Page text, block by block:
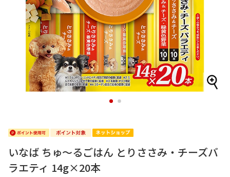
1 2
いなば ちゅ～るごはん とりささみ・チーズバ
ラエティ 14g×20本